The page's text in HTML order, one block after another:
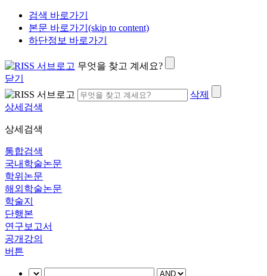
검색 바로가기
본문 바로가기(skip to content)
하단정보 바로가기
무엇을 찾고 계세요?
닫기
삭제
상세검색
상세검색
통합검색
국내학술논문
학위논문
해외학술논문
학술지
단행본
연구보고서
공개강의
버튼